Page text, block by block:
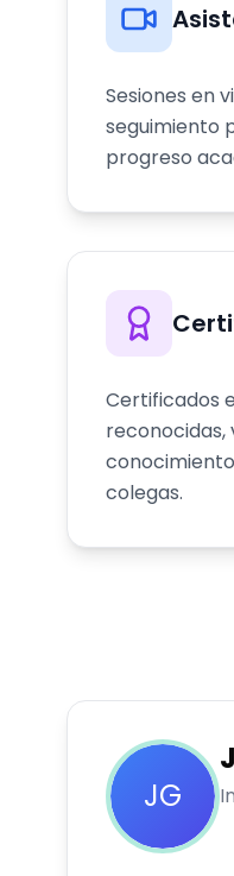
Sesiones en
seguimiento
progreso
Certificados
reconocidas,
colegas.
JG